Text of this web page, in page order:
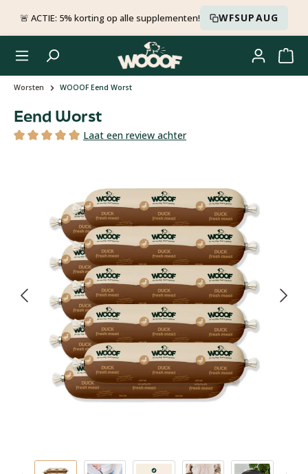
Ga naar de hoofdinhoud
🚨 ACTIE: 5% korting op alle supplementen! WFSUPAUG
Worsten WOOOF Eend Worst
Eend Worst
Laat een review achter